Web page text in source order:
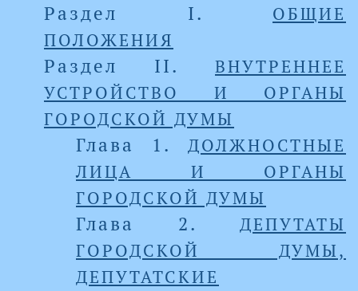
Раздел I. ОБЩИЕ
ПОЛОЖЕНИЯ
Раздел II. ВНУТРЕННЕЕ
УСТРОЙСТВО И ОРГАНЫ
ГОРОДСКОЙ ДУМЫ
Глава 1. ДОЛЖНОСТНЫЕ
ЛИЦА И ОРГАНЫ
ГОРОДСКОЙ ДУМЫ
Глава 2. ДЕПУТАТЫ
ГОРОДСКОЙ ДУМЫ,
ДЕПУТАТСКИЕ